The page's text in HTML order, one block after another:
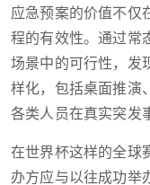
应急预案的价值不仅
程的有效性。通过常
场景中的可行性，发
样化，包括桌面推演
各类人员在真实突发
在世界杯这样的全球
办方应与以往成功举